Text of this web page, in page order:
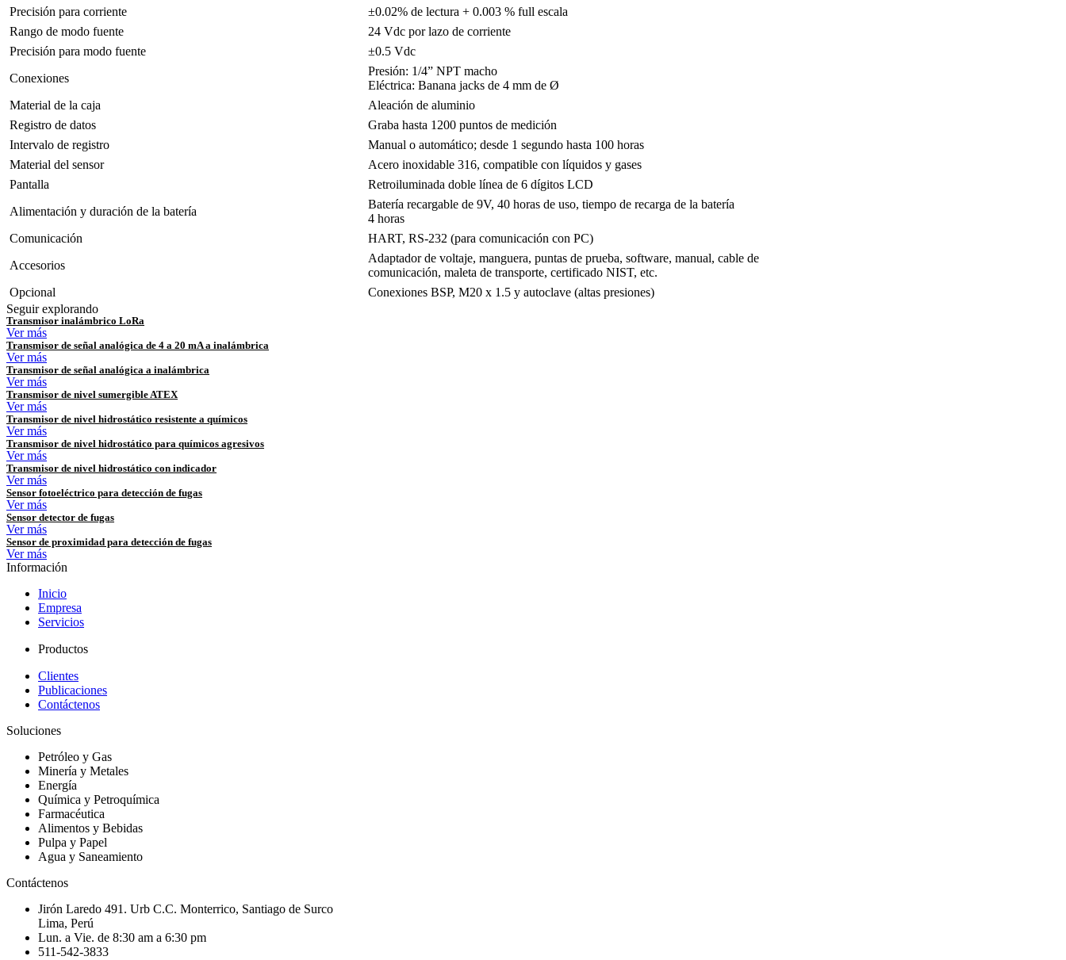
Precisión para corriente
±0.02% de lectura + 0.003 % full escala
Rango de modo fuente
24 Vdc por lazo de corriente
Precisión para modo fuente
±0.5 Vdc
Conexiones
Presión: 1/4” NPT macho
Eléctrica: Banana jacks de 4 mm de Ø
Material de la caja
Aleación de aluminio
Registro de datos
Graba hasta 1200 puntos de medición
Intervalo de registro
Manual o automático; desde 1 segundo hasta 100 horas
Material del sensor
Acero inoxidable 316, compatible con líquidos y gases
Pantalla
Retroiluminada doble línea de 6 dígitos LCD
Alimentación y duración de la batería
Batería recargable de 9V, 40 horas de uso, tiempo de recarga de la batería
4 horas
Comunicación
HART, RS-232 (para comunicación con PC)
Accesorios
Adaptador de voltaje, manguera, puntas de prueba, software, manual, cable de
comunicación, maleta de transporte, certificado NIST, etc.
Opcional
Conexiones BSP, M20 x 1.5 y autoclave (altas presiones)
Seguir explorando
Transmisor inalámbrico LoRa
Ver más
Transmisor de señal analógica de 4 a 20 mA a inalámbrica
Ver más
Transmisor de señal analógica a inalámbrica
Ver más
Transmisor de nivel sumergible ATEX
Ver más
Transmisor de nivel hidrostático resistente a químicos
Ver más
Transmisor de nivel hidrostático para químicos agresivos
Ver más
Transmisor de nivel hidrostático con indicador
Ver más
Sensor fotoeléctrico para detección de fugas
Ver más
Sensor detector de fugas
Ver más
Sensor de proximidad para detección de fugas
Ver más
Información
Inicio
Empresa
Servicios
Productos
Clientes
Publicaciones
Contáctenos
Soluciones
Petróleo y Gas
Minería y Metales
Energía
Química y Petroquímica
Farmacéutica
Alimentos y Bebidas
Pulpa y Papel
Agua y Saneamiento
Contáctenos
Jirón Laredo 491. Urb C.C. Monterrico, Santiago de Surco
Lima, Perú
Lun. a Vie. de 8:30 am a 6:30 pm
511-542-3833